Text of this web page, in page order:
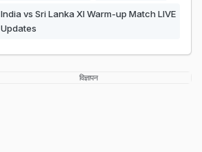
India vs Sri Lanka XI Warm-up Match LIVE
Updates
विज्ञापन